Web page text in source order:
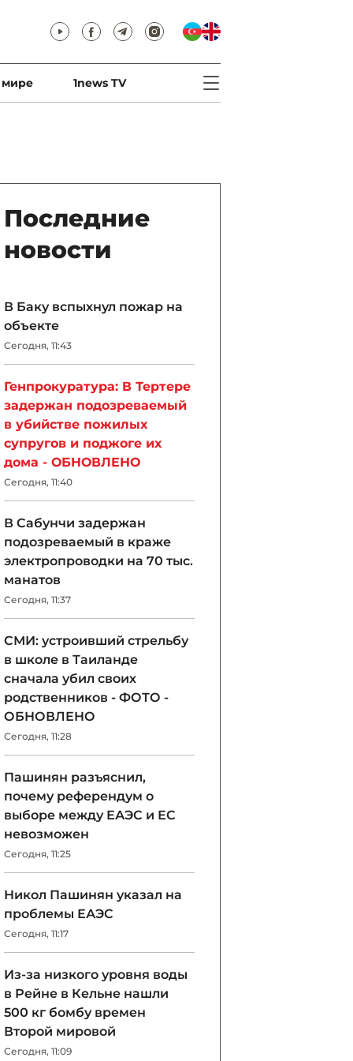
мире 1news TV
Последние
новости
В Баку вспыхнул пожар на
объекте
Сегодня, 11:43
Генпрокуратура: В Тертере
задержан подозреваемый
в убийстве пожилых
супругов и поджоге их
дома - ОБНОВЛЕНО
Сегодня, 11:40
В Сабунчи задержан
подозреваемый в краже
электропроводки на 70 тыс.
манатов
Сегодня, 11:37
СМИ: устроивший стрельбу
в школе в Таиланде
сначала убил своих
родственников - ФОТО -
ОБНОВЛЕНО
Сегодня, 11:28
Пашинян разъяснил,
почему референдум о
выборе между ЕАЭС и ЕС
невозможен
Сегодня, 11:25
Никол Пашинян указал на
проблемы ЕАЭС
Сегодня, 11:17
Из-за низкого уровня воды
в Рейне в Кельне нашли
500 кг бомбу времен
Второй мировой
Сегодня, 11:09